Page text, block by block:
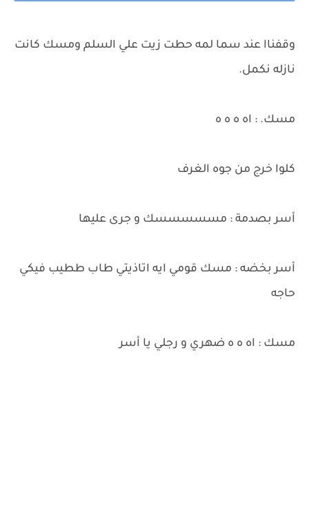
وقفناا عند سما لمه حطت زيت علي السلم ومسك كانت
نازله نكمل.
مسك. : اه ه ه ه
كلوا خرج من جوه الغرف
أسر بصدمة : مسسسسسك و جرى عليها
أسر بخضه : مسك قومي ايه اتاذيتي طاب ططيب فيكي
حاجه
مسك : اه ه ه ضهري و رجلي يا أسر